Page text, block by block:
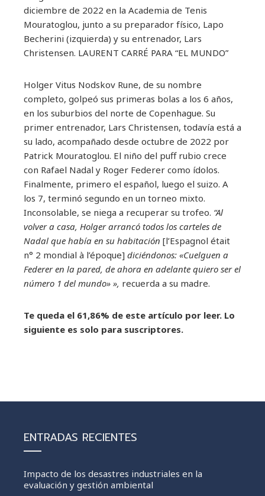
diciembre de 2022 en la Academia de Tenis
Mouratoglou, junto a su preparador físico, Lapo
Becherini (izquierda) y su entrenador, Lars
Christensen. LAURENT CARRÉ PARA “EL MUNDO”
Holger Vitus Nodskov Rune, de su nombre
completo, golpeó sus primeras bolas a los 6 años,
en los suburbios del norte de Copenhague. Su
primer entrenador, Lars Christensen, todavía está a
su lado, acompañado desde octubre de 2022 por
Patrick Mouratoglou. El niño del puff rubio crece
con Rafael Nadal y Roger Federer como ídolos.
Finalmente, primero el español, luego el suizo. A
los 7, terminó segundo en un torneo mixto.
Inconsolable, se niega a recuperar su trofeo. “Al
volver a casa, Holger arrancó todos los carteles de
Nadal que había en su habitación [l’Espagnol était
n° 2 mondial à l’époque] diciéndonos: «Cuelguen a
Federer en la pared, de ahora en adelante quiero ser el
número 1 del mundo» », recuerda a su madre.
Te queda el 61,86% de este artículo por leer. Lo
siguiente es solo para suscriptores.
ENTRADAS RECIENTES
Impacto de los desastres industriales en la
evaluación y gestión ambiental